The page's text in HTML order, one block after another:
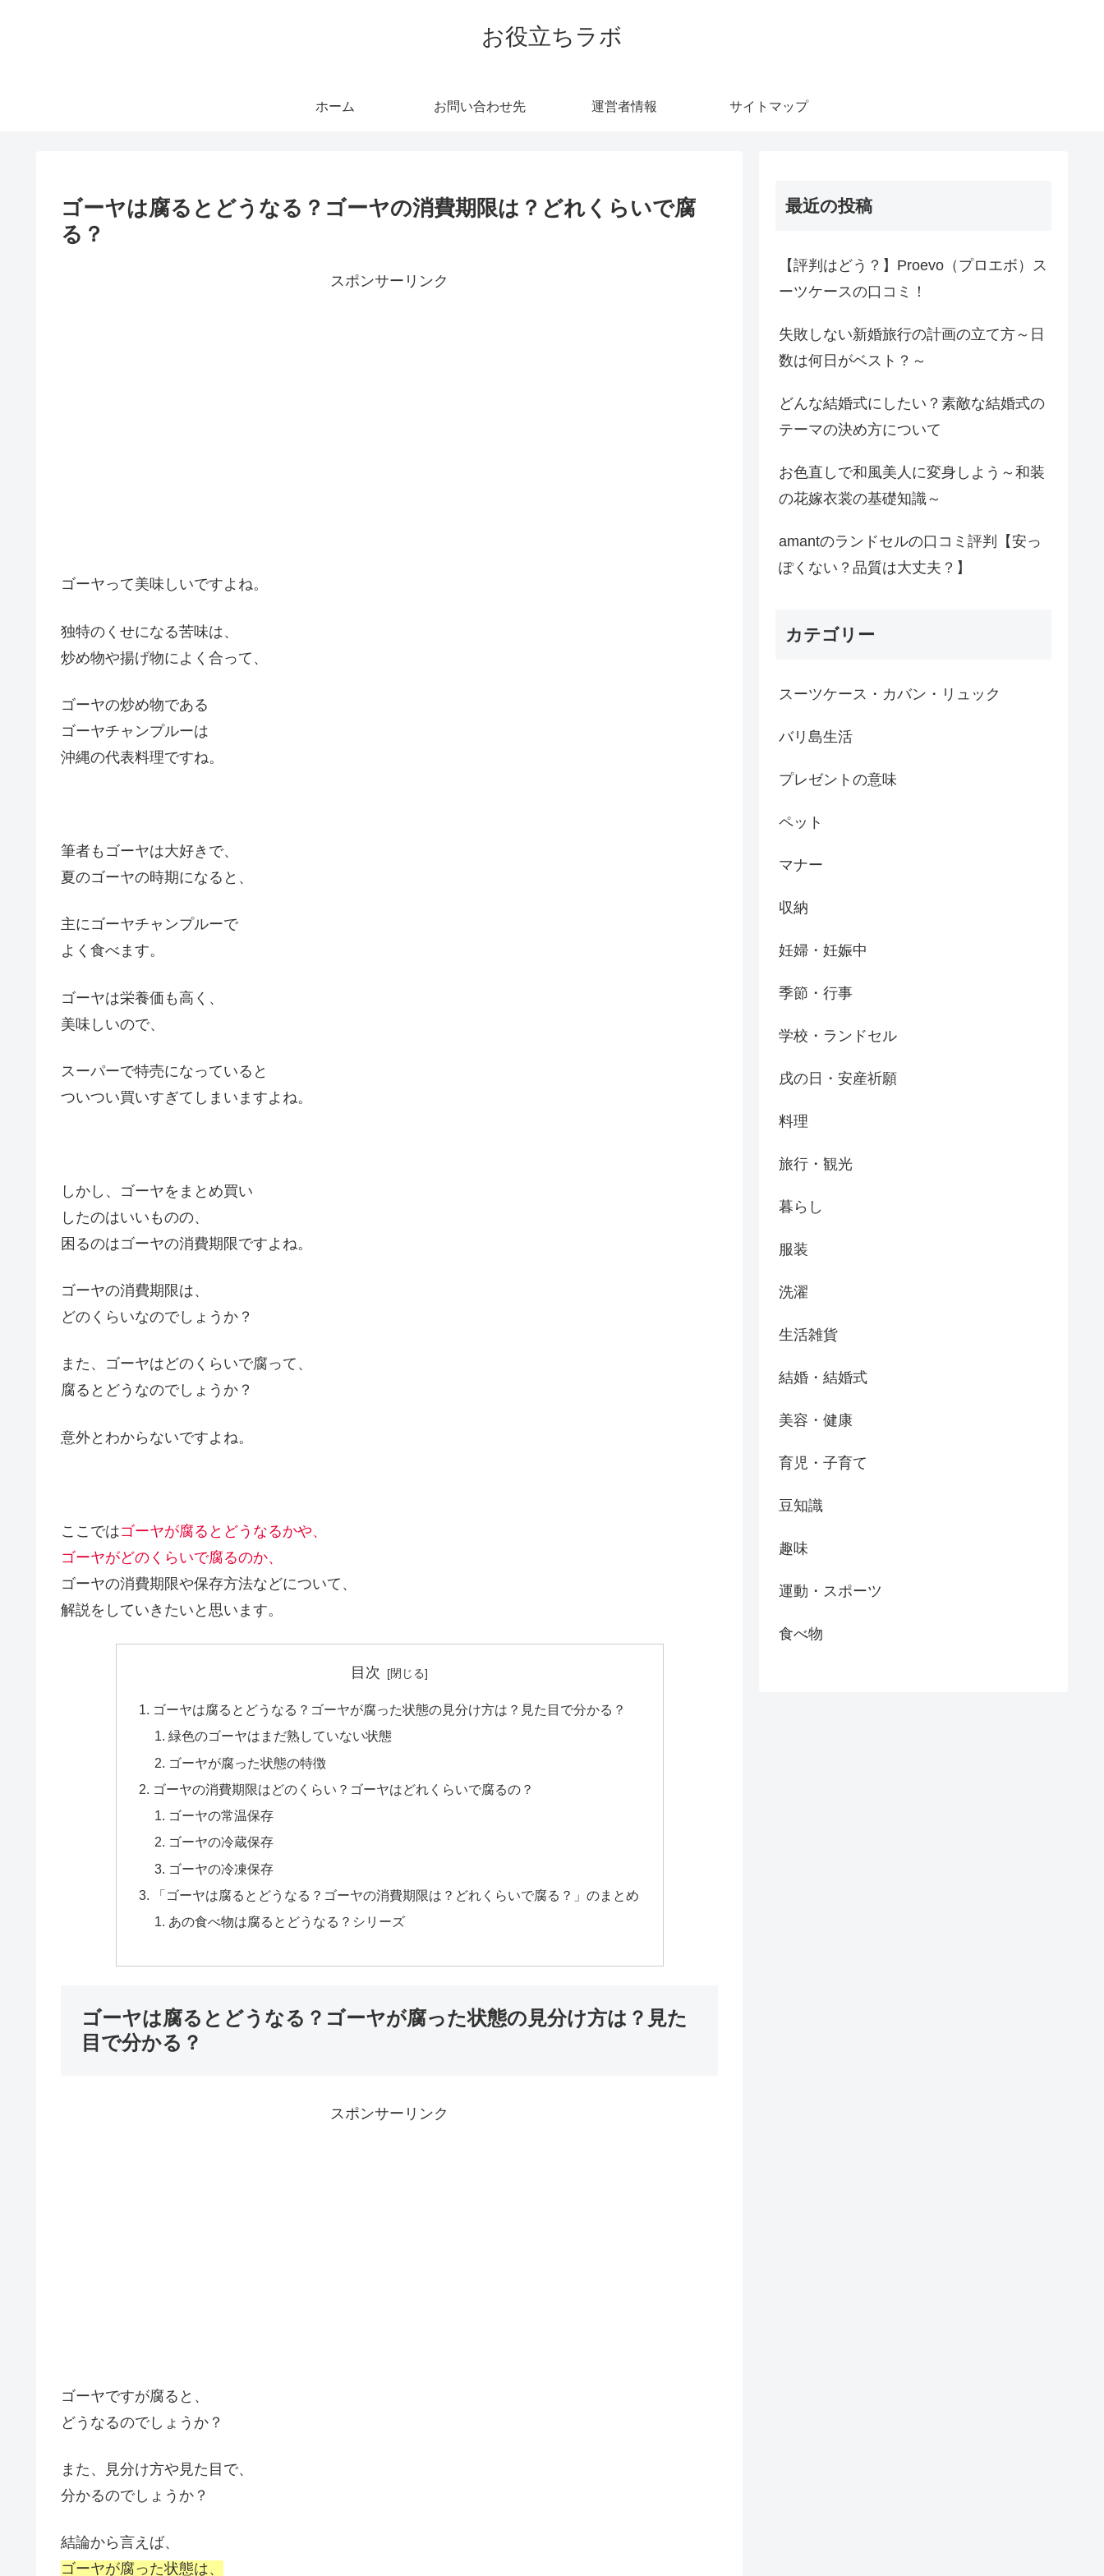
お役立ちラボ
ホーム お問い合わせ先 運営者情報 サイトマップ
ゴーヤは腐るとどうなる？ゴーヤの消費期限は？どれくらいで腐
る？
スポンサーリンク
ゴーヤって美味しいですよね。
独特のくせになる苦味は、
炒め物や揚げ物によく合って、
ゴーヤの炒め物である
ゴーヤチャンプルーは
沖縄の代表料理ですね。
筆者もゴーヤは大好きで、
夏のゴーヤの時期になると、
主にゴーヤチャンプルーで
よく食べます。
ゴーヤは栄養価も高く、
美味しいので、
スーパーで特売になっていると
ついつい買いすぎてしまいますよね。
しかし、ゴーヤをまとめ買い
したのはいいものの、
困るのはゴーヤの消費期限ですよね。
ゴーヤの消費期限は、
どのくらいなのでしょうか？
また、ゴーヤはどのくらいで腐って、
腐るとどうなのでしょうか？
意外とわからないですよね。
ここではゴーヤが腐るとどうなるかや、
ゴーヤがどのくらいで腐るのか、
ゴーヤの消費期限や保存方法などについて、
解説をしていきたいと思います。
目次
ゴーヤは腐るとどうなる？ゴーヤが腐った状態の見分け方は？見た目で分かる？
緑色のゴーヤはまだ熟していない状態
ゴーヤが腐った状態の特徴
ゴーヤの消費期限はどのくらい？ゴーヤはどれくらいで腐るの？
ゴーヤの常温保存
ゴーヤの冷蔵保存
ゴーヤの冷凍保存
「ゴーヤは腐るとどうなる？ゴーヤの消費期限は？どれくらいで腐る？」のまとめ
あの食べ物は腐るとどうなる？シリーズ
ゴーヤは腐るとどうなる？ゴーヤが腐った状態の見分け方は？見た
目で分かる？
スポンサーリンク
ゴーヤですが腐ると、
どうなるのでしょうか？
また、見分け方や見た目で、
分かるのでしょうか？
結論から言えば、
ゴーヤが腐った状態は、
最近の投稿
【評判はどう？】Proevo（プロエボ）ス
ーツケースの口コミ！
失敗しない新婚旅行の計画の立て方～日
数は何日がベスト？～
どんな結婚式にしたい？素敵な結婚式の
テーマの決め方について
お色直しで和風美人に変身しよう～和装
の花嫁衣裳の基礎知識～
amantのランドセルの口コミ評判【安っ
ぽくない？品質は大丈夫？】
カテゴリー
スーツケース・カバン・リュック
バリ島生活
プレゼントの意味
ペット
マナー
収納
妊婦・妊娠中
季節・行事
学校・ランドセル
戌の日・安産祈願
料理
旅行・観光
暮らし
服装
洗濯
生活雑貨
結婚・結婚式
美容・健康
育児・子育て
豆知識
趣味
運動・スポーツ
食べ物